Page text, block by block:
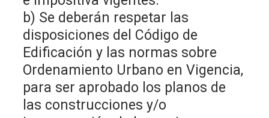
b) Se deberán respetar las
disposiciones del Código de
Edificación y las normas sobre
Ordenamiento Urbano en Vigencia,
para ser aprobado los planos de
las construcciones y/o